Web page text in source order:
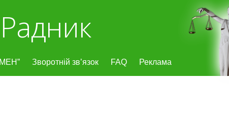
Зворотній зв’язок FAQ Реклама